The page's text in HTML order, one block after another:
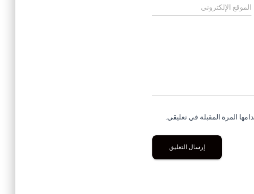
الموقع الإلكتروني
المرة المقبلة في تعليقي.